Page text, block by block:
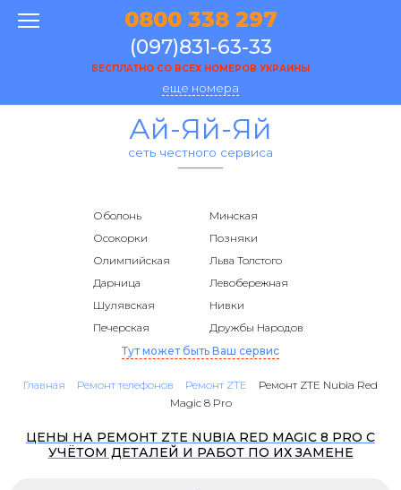
0800 338 297
(097)831-63-33
БЕСПЛАТНО СО ВСЕХ НОМЕРОВ УКРАИНЫ
еще номера
Ай-Яй-Яй
сеть честного сервиса
Оболонь
Минская
Осокорки
Позняки
Олимпийская
Льва Толстого
Дарница
Левобережная
Шулявская
Нивки
Печерская
Дружбы Народов
Тут может быть Ваш сервис
Главная Ремонт телефонов Ремонт ZTE
Ремонт ZTE Nubia Red
Magic 8 Pro
ЦЕНЫ НА РЕМОНТ ZTE NUBIA RED MAGIC 8 PRO С
УЧЁТОМ ДЕТАЛЕЙ И РАБОТ ПО ИХ ЗАМЕНЕ